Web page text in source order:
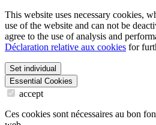
This website uses necessary cookies,
use of the website and can not be
agree to the use of analysis and
Déclaration relative aux cookies for
Set individual
Essential Cookies
accept
Ces cookies sont nécessaires au bon